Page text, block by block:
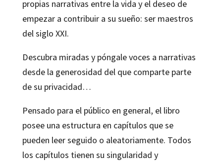
propias narrativas entre la vida y el deseo de
empezar a contribuir a su sueño: ser maestros
del siglo XXI.
Descubra miradas y póngale voces a narrativas
desde la generosidad del que comparte parte
de su privacidad…
Pensado para el público en general, el libro
posee una estructura en capítulos que se
pueden leer seguido o aleatoriamente. Todos
los capítulos tienen su singularidad y